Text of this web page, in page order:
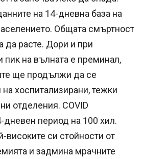
на 14-дневна база на
Общата смъртност
да расте. Дори и при
пик на вълната е преминал,
ще продължи да се
на хоспитализирани, тежки
отделения. COVID
дневен период на 100 хил.
високите си стойности от
и задмина мрачните